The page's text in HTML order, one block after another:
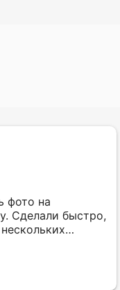
фото на
Сделали быстро,